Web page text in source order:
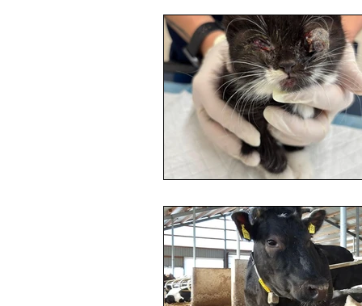
Onlineshop Mulis
Steckbriefe Hunde
Spendenaktionen